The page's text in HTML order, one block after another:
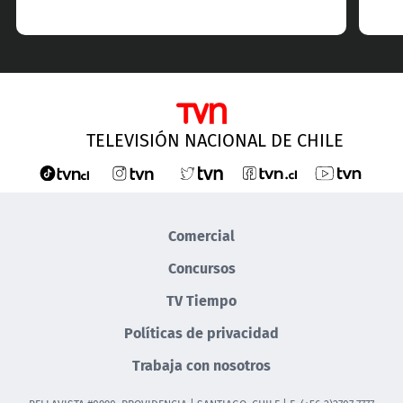
TELEVISIÓN NACIONAL DE CHILE
Comercial
Concursos
TV Tiempo
Políticas de privacidad
Trabaja con nosotros